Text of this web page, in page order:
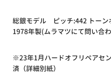
総銀モデル ピッチ:442 トーン
1978年製(ムラマツにて問い合
※23年1月ハードオフリペアセ
済（詳細別紙）